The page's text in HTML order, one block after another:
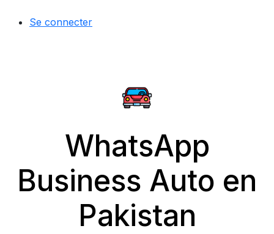
Se connecter
WhatsApp
Business Auto en
Pakistan